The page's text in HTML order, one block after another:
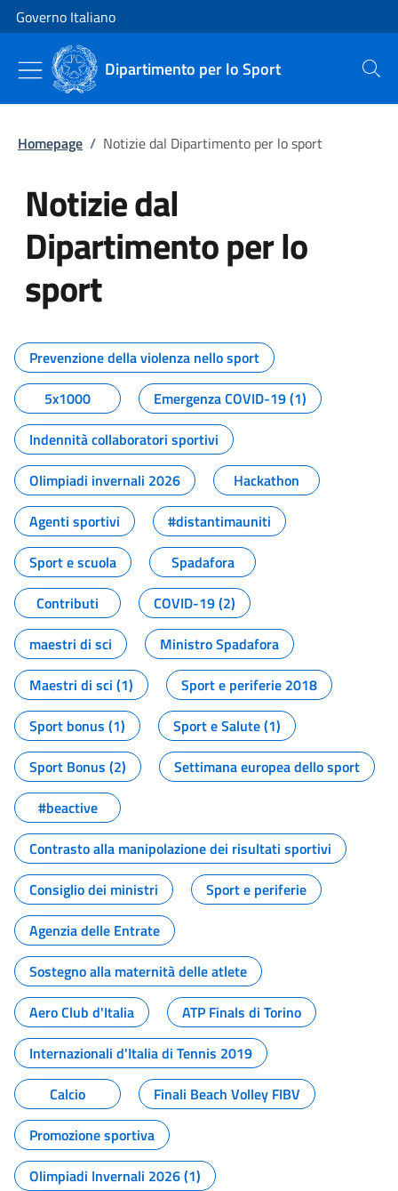
Vai al contenuto
Vai alla navigazione del sito
Governo Italiano
Dipartimento per lo Sport Cerca
Homepage / Notizie dal Dipartimento per lo sport
Notizie dal
Dipartimento per lo
sport
Tutti i contenuti della pagina
Prevenzione della violenza nello sport
5x1000
Emergenza COVID-19 (1)
Indennità collaboratori sportivi
Olimpiadi invernali 2026
Hackathon
Agenti sportivi
#distantimauniti
Sport e scuola
Spadafora
Contributi
COVID-19 (2)
maestri di sci
Ministro Spadafora
Maestri di sci (1)
Sport e periferie 2018
Sport bonus (1)
Sport e Salute (1)
Sport Bonus (2)
Settimana europea dello sport
#beactive
Contrasto alla manipolazione dei risultati sportivi
Consiglio dei ministri
Sport e periferie
Agenzia delle Entrate
Sostegno alla maternità delle atlete
Aero Club d'Italia
ATP Finals di Torino
Internazionali d'Italia di Tennis 2019
Calcio
Finali Beach Volley FIBV
Promozione sportiva
Olimpiadi Invernali 2026 (1)